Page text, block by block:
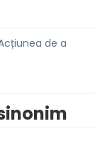
de a